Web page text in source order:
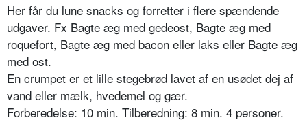
Her får du lune snacks og forretter i flere spændende
udgaver. Fx Bagte æg med gedeost, Bagte æg med
roquefort, Bagte æg med bacon eller laks eller Bagte æg
med ost.
En crumpet er et lille stegebrød lavet af en usødet dej af
vand eller mælk, hvedemel og gær.
Forberedelse: 10 min. Tilberedning: 8 min. 4 personer.